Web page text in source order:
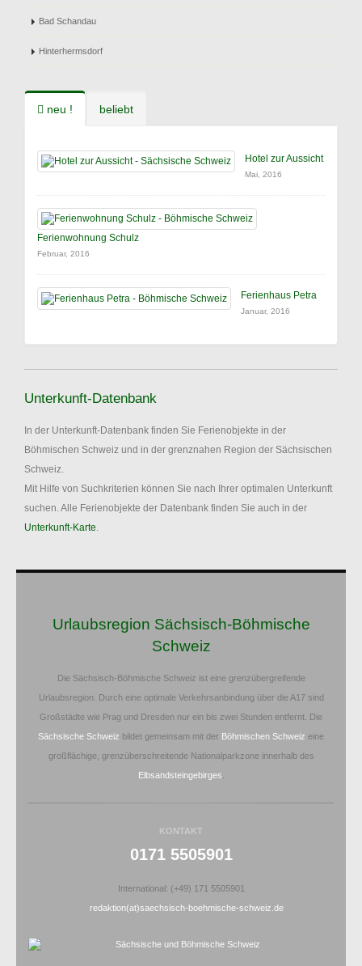
Bad Schandau
Hinterhermsdorf
neu ! beliebt
Hotel zur Aussicht
Mai, 2016
Ferienwohnung Schulz
Februar, 2016
Ferienhaus Petra
Januar, 2016
Unterkunft-Datenbank
In der Unterkunft-Datenbank finden Sie Ferienobjekte in der
Böhmischen Schweiz und in der grenznahen Region der Sächsischen
Schweiz.
Mit Hilfe von Suchkriterien können Sie nach Ihrer optimalen Unterkunft
suchen. Alle Ferienobjekte der Datenbank finden Sie auch in der
Unterkunft-Karte.
Urlaubsregion Sächsisch-Böhmische
Schweiz
Die Sächsisch-Böhmische Schweiz ist eine grenzübergreifende
Urlaubsregion. Durch eine optimale Verkehrsanbindung über die A17 sind
Großstädte wie Prag und Dresden nur ein bis zwei Stunden entfernt. Die
Sächsische Schweiz bildet gemeinsam mit der Böhmischen Schweiz eine
großflächige, grenzüberschreitende Nationalparkzone innerhalb des
Elbsandsteingebirges
KONTAKT
0171 5505901
International: (+49) 171 5505901
redaktion(at)saechsisch-boehmische-schweiz.de